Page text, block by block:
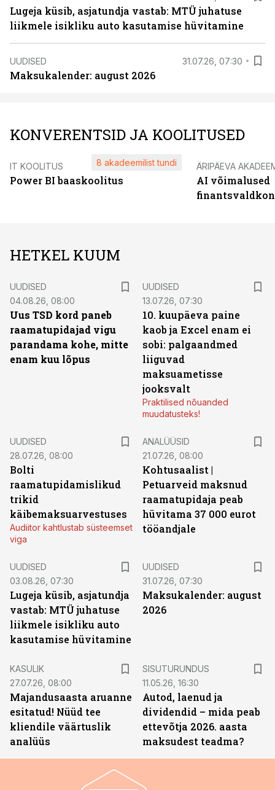
Lugeja küsib, asjatundja vastab: MTÜ juhatuse
liikmele isikliku auto kasutamise hüvitamine
UUDISED 31.07.26, 07:30
Maksukalender: august 2026
KONVERENTSID JA KOOLITUSED
IT KOOLITUS
Power BI baaskoolitus
8 akadeemilist tundi ÄRIPÄEVA
AI võimalused
HETKEL KUUM
UUDISED
04.08.26, 08:00
Uus TSD kord paneb
raamatupidajad vigu
parandama kohe, mitte
enam kuu lõpus
UUDISED
13.07.26, 07:30
10. kuupäeva paine
kaob ja Excel enam ei
sobi: palgaandmed
liiguvad
maksuametisse
jooksvalt
Praktilised nõuanded
muudatusteks!
UUDISED
28.07.26, 08:00
Bolti
raamatupidamislikud
trikid
käibemaksuarvestuses
Audiitor kahtlustab süsteemset
viga
ANALÜÜSID
21.07.26, 08:00
Kohtusaalist |
Petuarveid maksnud
raamatupidaja peab
hüvitama 37 000 eurot
tööandjale
UUDISED
03.08.26, 07:30
Lugeja küsib, asjatundja
vastab: MTÜ juhatuse
liikmele isikliku auto
kasutamise hüvitamine
UUDISED
31.07.26, 07:30
Maksukalender: august
2026
KASULIK
27.07.26, 08:00
Majandusaasta aruanne
esitatud! Nüüd tee
kliendile väärtuslik
analüüs
SISUTURUNDUS
11.05.26, 16:30
Autod, laenud ja
dividendid – mida peab
ettevõtja 2026. aasta
maksudest teadma?